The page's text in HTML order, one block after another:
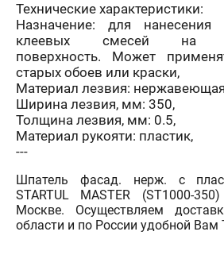
Технические характеристики:
Назначение: для
клеевых смесей на
поверхность. Может
старых обоев или краски,
Материал лезвия:
Ширина лезвия, мм: 350,
Толщина лезвия, мм: 0.5,
Материал рукояти: пластик,
---
Шпатель фасад. нерж. с
STARTUL MASTER (ST1000-
Москве. Осуществляем
области и по России удобной Вам